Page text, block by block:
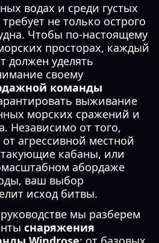
водах и среди густых
не только острого
Чтобы по-настоящему
просторах, каждый
уделять
своему
команды
выживание
морских сражений и
Независимо от того,
агрессивной местной
кабаны, или
абордаже
ваш выбор
исход битвы.
мы разберем
снаряжения